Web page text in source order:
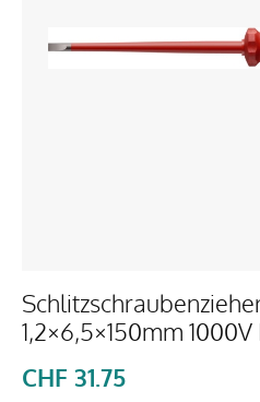
1,2×6,5×150mm
CHF 31.75